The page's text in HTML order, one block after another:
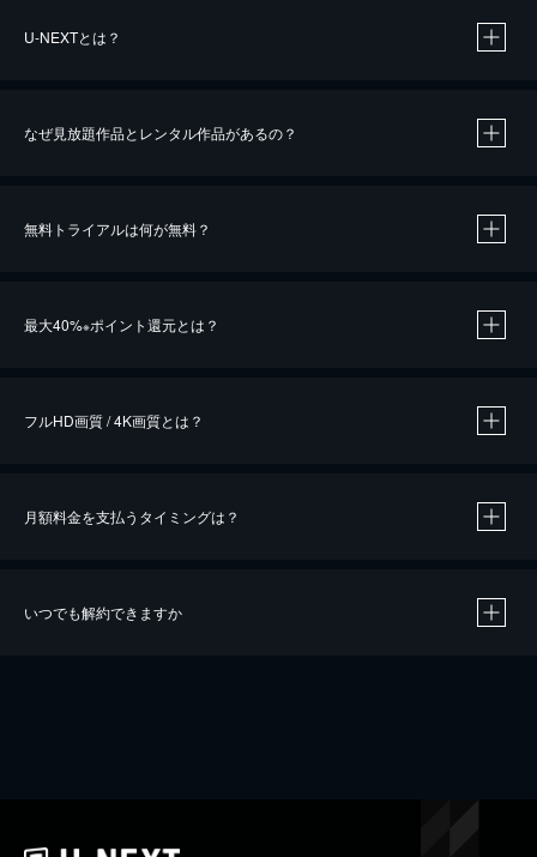
U-NEXTとは？
なぜ見放題作品とレンタル作品があるの？
無料トライアルは何が無料？
最大40%※ポイント還元とは？
※40％ポイント還元の対象は、クレジットカード決済による作品の購入 / レンタルです。
iOSアプリのUコイン決済による作品の購入 / レンタルは、20％のポイント還元です。
フルHD画質 / 4K画質とは？
月額料金を支払うタイミングは？
いつでも解約できますか